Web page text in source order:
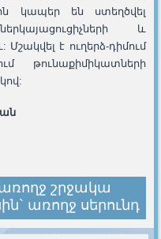
կապեր են ստեղծվել
և
է ուղերձ-դիմում
թունաքիմիկատների
շրջակա
առողջ սերունդ